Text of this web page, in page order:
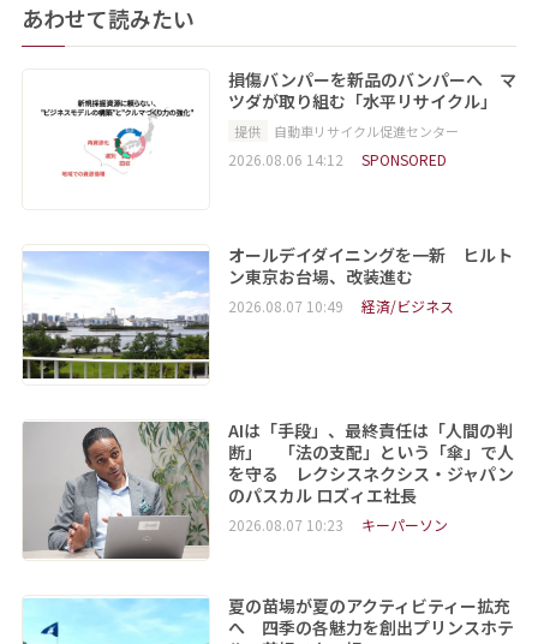
あわせて読みたい
損傷バンパーを新品のバンパーへ マ
ツダが取り組む「水平リサイクル」
提供 自動車リサイクル促進センター
2026.08.06 14:12 SPONSORED
オールデイダイニングを一新 ヒルト
ン東京お台場、改装進む
2026.08.07 10:49 経済/ビジネス
AIは「手段」、最終責任は「人間の判
断」 「法の支配」という「傘」で人
を守る レクシスネクシス・ジャパン
のパスカル ロズィエ社長
2026.08.07 10:23 キーパーソン
夏の苗場が夏のアクティビティー拡充
へ 四季の各魅力を創出プリンスホテ